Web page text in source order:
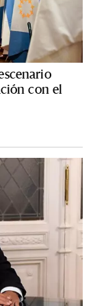
con el